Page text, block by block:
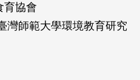
育協會
灣師範大學環境教育研究